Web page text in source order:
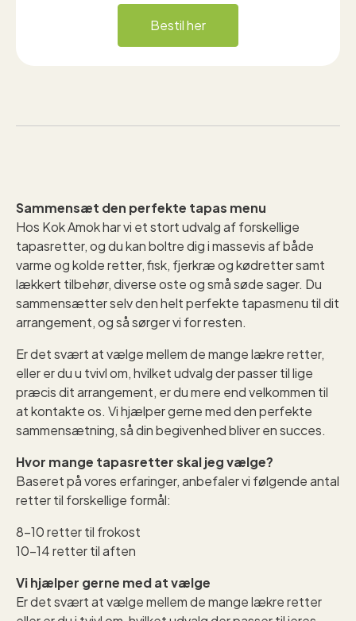
Bestil her
Sammensæt den perfekte tapas menu
Hos Kok Amok har vi et stort udvalg af forskellige
tapasretter, og du kan boltre dig i massevis af både
varme og kolde retter, fisk, fjerkræ og kødretter samt
lækkert tilbehør, diverse oste og små søde sager. Du
sammensætter selv den helt perfekte tapasmenu til dit
arrangement, og så sørger vi for resten.
Er det svært at vælge mellem de mange lækre retter,
eller er du u tvivl om, hvilket udvalg der passer til lige
præcis dit arrangement, er du mere end velkommen til
at kontakte os. Vi hjælper gerne med den perfekte
sammensætning, så din begivenhed bliver en succes.
Hvor mange tapasretter skal jeg vælge?
Baseret på vores erfaringer, anbefaler vi følgende antal
retter til forskellige formål:
8-10 retter til frokost
10-14 retter til aften
Vi hjælper gerne med at vælge
Er det svært at vælge mellem de mange lækre retter